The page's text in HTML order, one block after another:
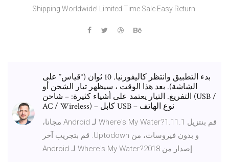
Shipping Worldwide! Limited Time Sale Easy Return.
بدء التطبيق وانتظر كاليفورنيا. 10 ثوان (“قياس” على
الشاشة). بعد هذا الوقت ، سيظهر تيار الشحن أو
التفريغ. التيار يعتمد على أشياء كثيرة: – شاحن (USB /
AC / Wireless) – كابل USB – نوع الهاتف
‫قم بنتزيل Where's My Water?1.11.1 لـ Android مجانا،
و بدون فيروسات، من Uptodown. قم بتجريب آخر
إصدار من Where's My Water?2018 لـ Android